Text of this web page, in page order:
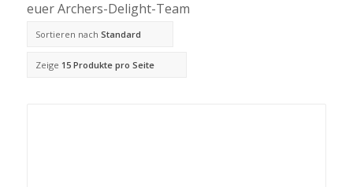
euer Archers-Delight-Team
Sortieren nach Standard
Zeige 15 Produkte pro Seite